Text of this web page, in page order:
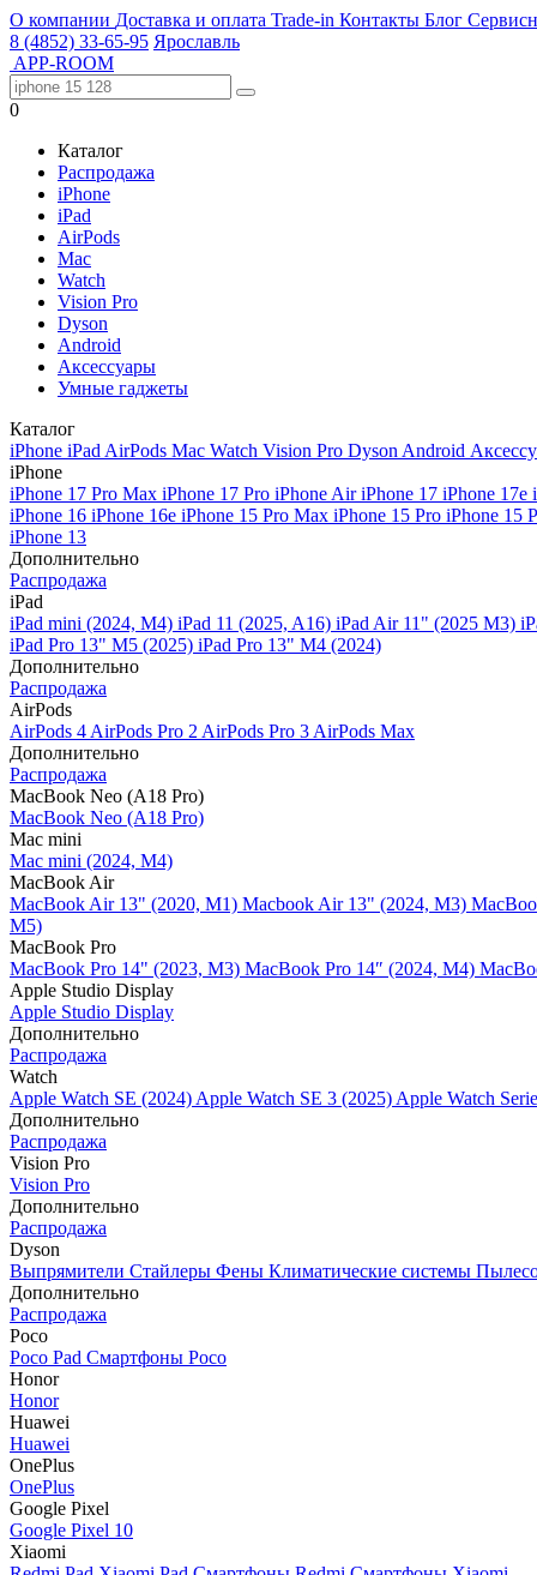
О компании Доставка и оплата Trade-in Контакты Блог
8 (4852) 33-65-95 Ярославль
APP-ROOM
0
Каталог
Распродажа
iPhone
iPad
AirPods
Mac
Watch
Vision Pro
Dyson
Android
Аксессуары
Умные гаджеты
Каталог
iPhone iPad AirPods Mac Watch Vision Pro Dyson Android
iPhone
iPhone 17 Pro Max iPhone 17 Pro iPhone AiriPhone 17 iPhone 17e
iPhone 16 iPhone 16e iPhone 15 Pro Max iPhone 15 Pro iPhone 15
iPhone 13
Дополнительно
Распродажа
iPad
iPad mini (2024, M4) iPad 11 (2025, A16) iPad Air 11" (2025 M3)
iPad Pro 13" M5 (2025) iPad Pro 13" M4 (2024)
Дополнительно
Распродажа
AirPods
AirPods 4 AirPods Pro 2 AirPods Pro 3 AirPods Max
Дополнительно
Распродажа
MacBook Neo (A18 Pro)
MacBook Neo (A18 Pro)
Mac mini
Mac mini (2024, M4)
MacBook Air
MacBook Air 13" (2020, M1) Macbook Air 13" (2024, M3)
M5)
MacBook Pro
MacBook Pro 14" (2023, M3) MacBook Pro 14″ (2024, M4)
Apple Studio Display
Apple Studio Display
Дополнительно
Распродажа
Watch
Apple Watch SE (2024) Apple Watch SE 3 (2025) Apple Watch
Дополнительно
Распродажа
Vision Pro
Vision Pro
Дополнительно
Распродажа
Dyson
Выпрямители Стайлеры Фены Климатические системы
Дополнительно
Распродажа
Poco
Poco Pad Смартфоны Poco
Honor
Honor
Huawei
Huawei
OnePlus
OnePlus
Google Pixel
Google Pixel 10
Xiaomi